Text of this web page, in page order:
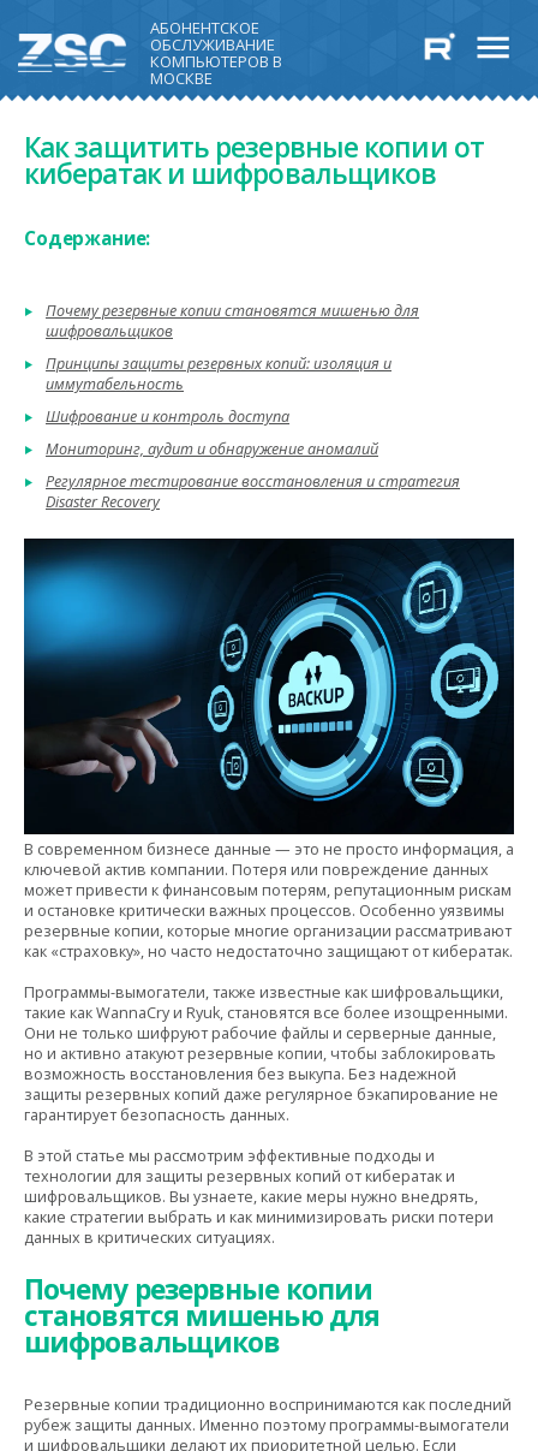
АБОНЕНТСКОЕ
ОБСЛУЖИВАНИЕ
КОМПЬЮТЕРОВ В
МОСКВЕ
Как защитить резервные копии от
кибератак и шифровальщиков
Содержание:
Почему резервные копии становятся мишенью для
шифровальщиков
Принципы защиты резервных копий: изоляция и
иммутабельность
Шифрование и контроль доступа
Мониторинг, аудит и обнаружение аномалий
Регулярное тестирование восстановления и стратегия
Disaster Recovery
В современном бизнесе данные — это не просто информация, а
ключевой актив компании. Потеря или повреждение данных
может привести к финансовым потерям, репутационным рискам
и остановке критически важных процессов. Особенно уязвимы
резервные копии, которые многие организации рассматривают
как «страховку», но часто недостаточно защищают от кибератак.
Программы-вымогатели, также известные как шифровальщики,
такие как WannaCry и Ryuk, становятся все более изощренными.
Они не только шифруют рабочие файлы и серверные данные,
но и активно атакуют резервные копии, чтобы заблокировать
возможность восстановления без выкупа. Без надежной
защиты резервных копий даже регулярное бэкапирование не
гарантирует безопасность данных.
В этой статье мы рассмотрим эффективные подходы и
технологии для защиты резервных копий от кибератак и
шифровальщиков. Вы узнаете, какие меры нужно внедрять,
какие стратегии выбрать и как минимизировать риски потери
данных в критических ситуациях.
Почему резервные копии
становятся мишенью для
шифровальщиков
Резервные копии традиционно воспринимаются как последний
рубеж защиты данных. Именно поэтому программы-вымогатели
и шифровальщики делают их приоритетной целью. Если